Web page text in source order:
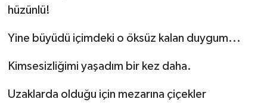
hüzünlü!
Yine büyüdü içimdeki o öksüz kalan duygum...
Kimsesizliğimi yaşadım bir kez daha.
Uzaklarda olduğu için mezarına çiçekler